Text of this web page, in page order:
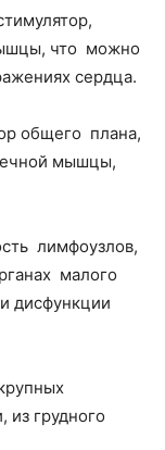
что можно
сердца.
общего плана,
мышцы,
лимфоузлов,
малого
дисфункции
из грудного